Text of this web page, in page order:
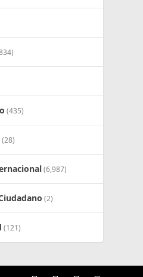
(435)
(28)
(6,987)
(2)
(121)